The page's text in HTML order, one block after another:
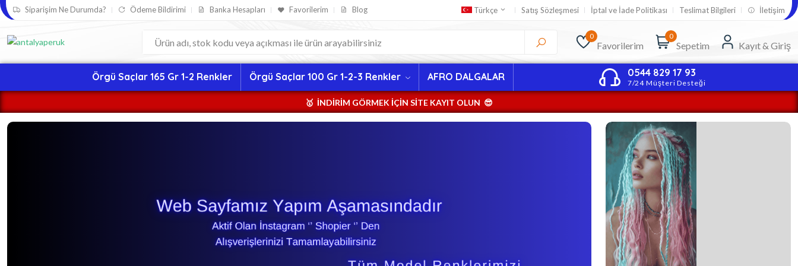
Siparişim Ne Durumda? Ödeme Bildirimi Banka Hesapları Favorilerim Blog Türkçe Satış Sözleşmesi İptal ve İade Politikası Teslimat Bilgileri İletişim
0
Favorilerim
0
Sepetim Kayıt & Giriş
Örgü Saçlar 165 Gr 1-2 Renkler Örgü Saçlar 100 Gr 1-2-3 Renkler AFRO DALGALAR 0544 829 17 93
7/24 Müşteri Desteği
🥇 İNDİRİM GÖRMEK İÇİN SİTE KAYIT OLUN 😎